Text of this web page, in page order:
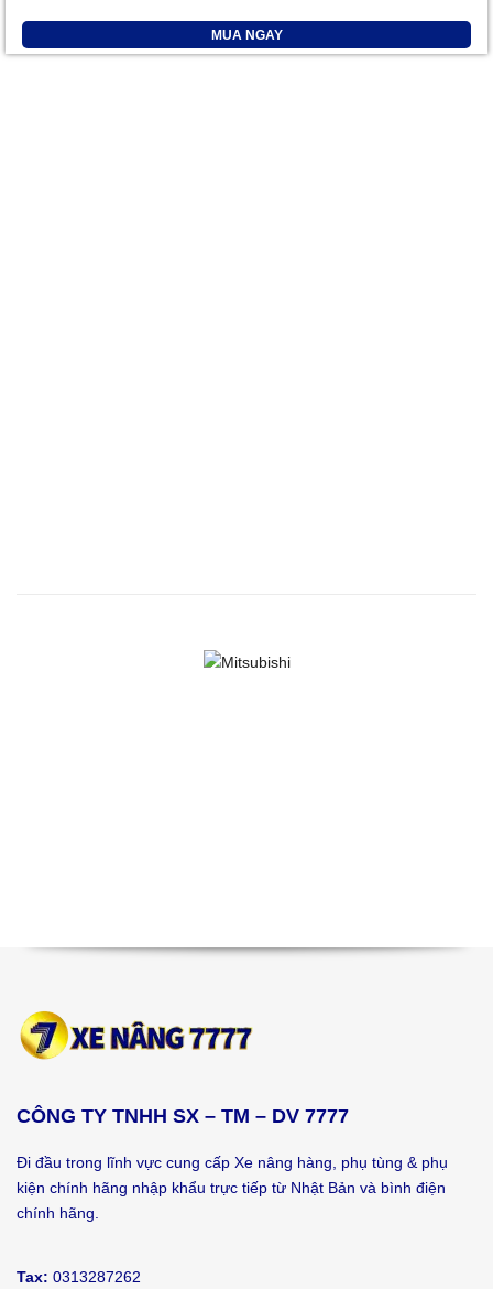
MUA NGAY
CÔNG TY TNHH SX – TM – DV 7777
Đi đầu trong lĩnh vực cung cấp Xe nâng hàng, phụ tùng & phụ
kiện chính hãng nhập khẩu trực tiếp từ Nhật Bản và bình điện
chính hãng.
Tax: 0313287262